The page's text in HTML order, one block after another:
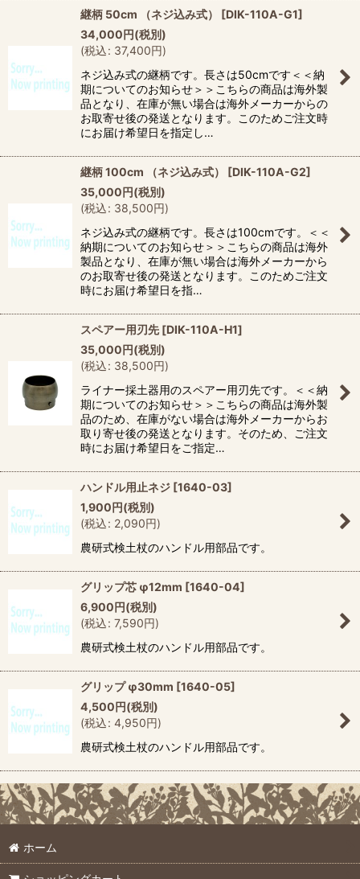
継柄 50cm （ネジ込み式） [DIK-110A-G1]
34,000円(税別)
(税込: 37,400円)
ネジ込み式の継柄です。長さは50cmです＜＜納
期についてのお知らせ＞＞こちらの商品は海外製
品となり、在庫が無い場合は海外メーカーからの
お取寄せ後の発送となります。このためご注文時
にお届け希望日を指定し…
継柄 100cm （ネジ込み式） [DIK-110A-G2]
35,000円(税別)
(税込: 38,500円)
ネジ込み式の継柄です。長さは100cmです。＜＜
納期についてのお知らせ＞＞こちらの商品は海外
製品となり、在庫が無い場合は海外メーカーから
のお取寄せ後の発送となります。このためご注文
時にお届け希望日を指…
スペアー用刃先 [DIK-110A-H1]
35,000円(税別)
(税込: 38,500円)
ライナー採土器用のスペアー用刃先です。＜＜納
期についてのお知らせ＞＞こちらの商品は海外製
品のため、在庫がない場合は海外メーカーからお
取り寄せ後の発送となります。そのため、ご注文
時にお届け希望日をご指定…
ハンドル用止ネジ [1640-03]
1,900円(税別)
(税込: 2,090円)
農研式検土杖のハンドル用部品です。
グリップ芯 φ12mm [1640-04]
6,900円(税別)
(税込: 7,590円)
農研式検土杖のハンドル用部品です。
グリップ φ30mm [1640-05]
4,500円(税別)
(税込: 4,950円)
農研式検土杖のハンドル用部品です。
ホーム